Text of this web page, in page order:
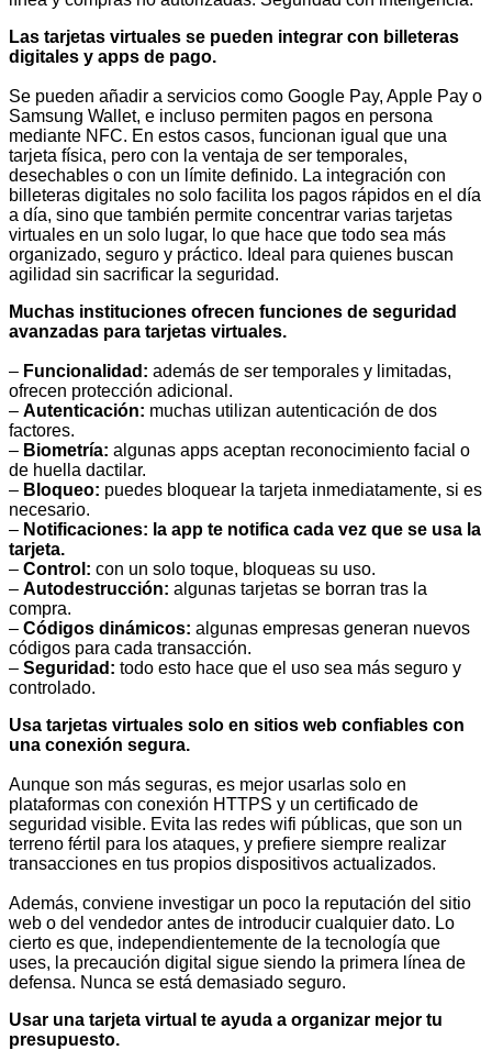
Las tarjetas virtuales se pueden integrar con billeteras
digitales y apps de pago.
Se pueden añadir a servicios como Google Pay, Apple Pay o
Samsung Wallet, e incluso permiten pagos en persona
mediante NFC. En estos casos, funcionan igual que una
tarjeta física, pero con la ventaja de ser temporales,
desechables o con un límite definido. La integración con
billeteras digitales no solo facilita los pagos rápidos en el día
a día, sino que también permite concentrar varias tarjetas
virtuales en un solo lugar, lo que hace que todo sea más
organizado, seguro y práctico. Ideal para quienes buscan
agilidad sin sacrificar la seguridad.
Muchas instituciones ofrecen funciones de seguridad
avanzadas para tarjetas virtuales.
– Funcionalidad: además de ser temporales y limitadas,
ofrecen protección adicional.
– Autenticación: muchas utilizan autenticación de dos
factores.
– Biometría: algunas apps aceptan reconocimiento facial o
de huella dactilar.
– Bloqueo: puedes bloquear la tarjeta inmediatamente, si es
necesario.
– Notificaciones: la app te notifica cada vez que se usa la
tarjeta.
– Control: con un solo toque, bloqueas su uso.
– Autodestrucción: algunas tarjetas se borran tras la
compra.
– Códigos dinámicos: algunas empresas generan nuevos
códigos para cada transacción.
– Seguridad: todo esto hace que el uso sea más seguro y
controlado.
Usa tarjetas virtuales solo en sitios web confiables con
una conexión segura.
Aunque son más seguras, es mejor usarlas solo en
plataformas con conexión HTTPS y un certificado de
seguridad visible. Evita las redes wifi públicas, que son un
terreno fértil para los ataques, y prefiere siempre realizar
transacciones en tus propios dispositivos actualizados.
Además, conviene investigar un poco la reputación del sitio
web o del vendedor antes de introducir cualquier dato. Lo
cierto es que, independientemente de la tecnología que
uses, la precaución digital sigue siendo la primera línea de
defensa. Nunca se está demasiado seguro.
Usar una tarjeta virtual te ayuda a organizar mejor tu
presupuesto.